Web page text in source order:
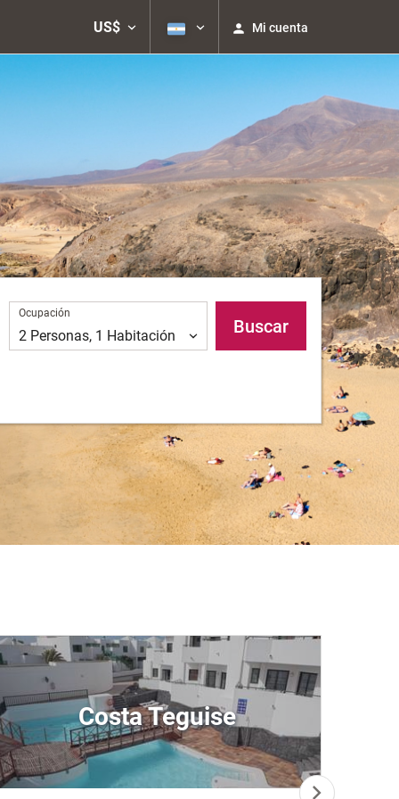
US$ Mi cuenta
Ocupación
Ocupación
2 Personas, 1 Habitación Buscar
Costa Teguise